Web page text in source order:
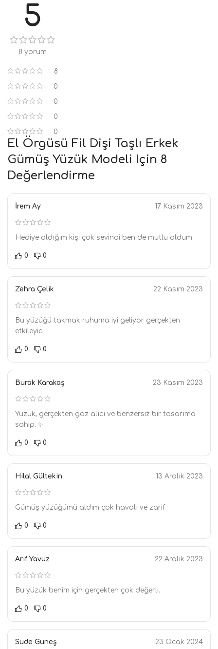
5
8 yorum
8
0
0
0
0
El Örgüsü Fil Dişi Taşlı Erkek
Gümüş Yüzük Modeli Için 8
Değerlendirme
İrem Ay 17 Kasım 2023
Hediye aldığım kişi çok sevindi ben de mutlu oldum
0 0
Zehra Çelik 22 Kasım 2023
Bu yüzüğü takmak ruhuma iyi geliyor gerçekten
etkileyici
0 0
Burak Karakaş 23 Kasım 2023
Yüzük, gerçekten göz alıcı ve benzersiz bir tasarıma
sahip. ✨
0 0
Hilal Gültekin 13 Aralık 2023
Gümüş yüzüğümü aldım çok havalı ve zarif
0 0
Arif Yavuz 22 Aralık 2023
Bu yüzük benim için gerçekten çok değerli.
0 0
Sude Güneş 23 Ocak 2024